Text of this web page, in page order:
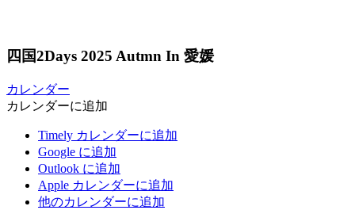
四国2Days 2025 Autmn In 愛媛
カレンダー
カレンダーに追加
Timely カレンダーに追加
Google に追加
Outlook に追加
Apple カレンダーに追加
他のカレンダーに追加